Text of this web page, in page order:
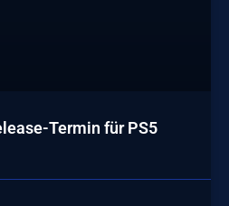
Termin für PS5